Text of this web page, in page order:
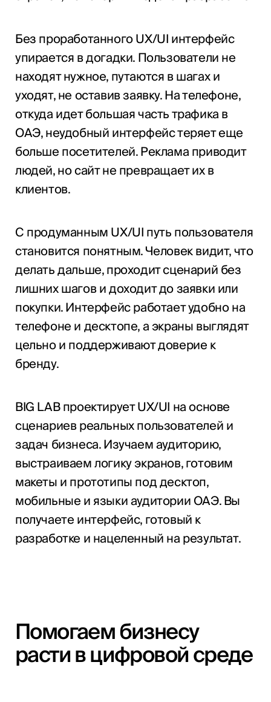
Без проработанного UX/UI интерфейс
упирается в догадки. Пользователи не
находят нужное, путаются в шагах и
уходят, не оставив заявку. На телефоне,
откуда идет большая часть трафика в
ОАЭ, неудобный интерфейс теряет еще
больше посетителей. Реклама приводит
людей, но сайт не превращает их в
клиентов.
С продуманным UX/UI путь пользователя
становится понятным. Человек видит, что
делать дальше, проходит сценарий без
лишних шагов и доходит до заявки или
покупки. Интерфейс работает удобно на
телефоне и десктопе, а экраны выглядят
цельно и поддерживают доверие к
бренду.
BIG LAB проектирует UX/UI на основе
сценариев реальных пользователей и
задач бизнеса. Изучаем аудиторию,
выстраиваем логику экранов, готовим
макеты и прототипы под десктоп,
мобильные и языки аудитории ОАЭ. Вы
получаете интерфейс, готовый к
разработке и нацеленный на результат.
Помогаем бизнесу
расти в цифровой среде